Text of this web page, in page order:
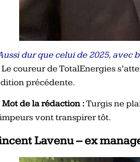
dur que celui de 2025, avec
Le coureur de TotalEnergies
précédente.
de la rédaction :Turgis ne
vont transpirer tôt.
Lavenu – ex